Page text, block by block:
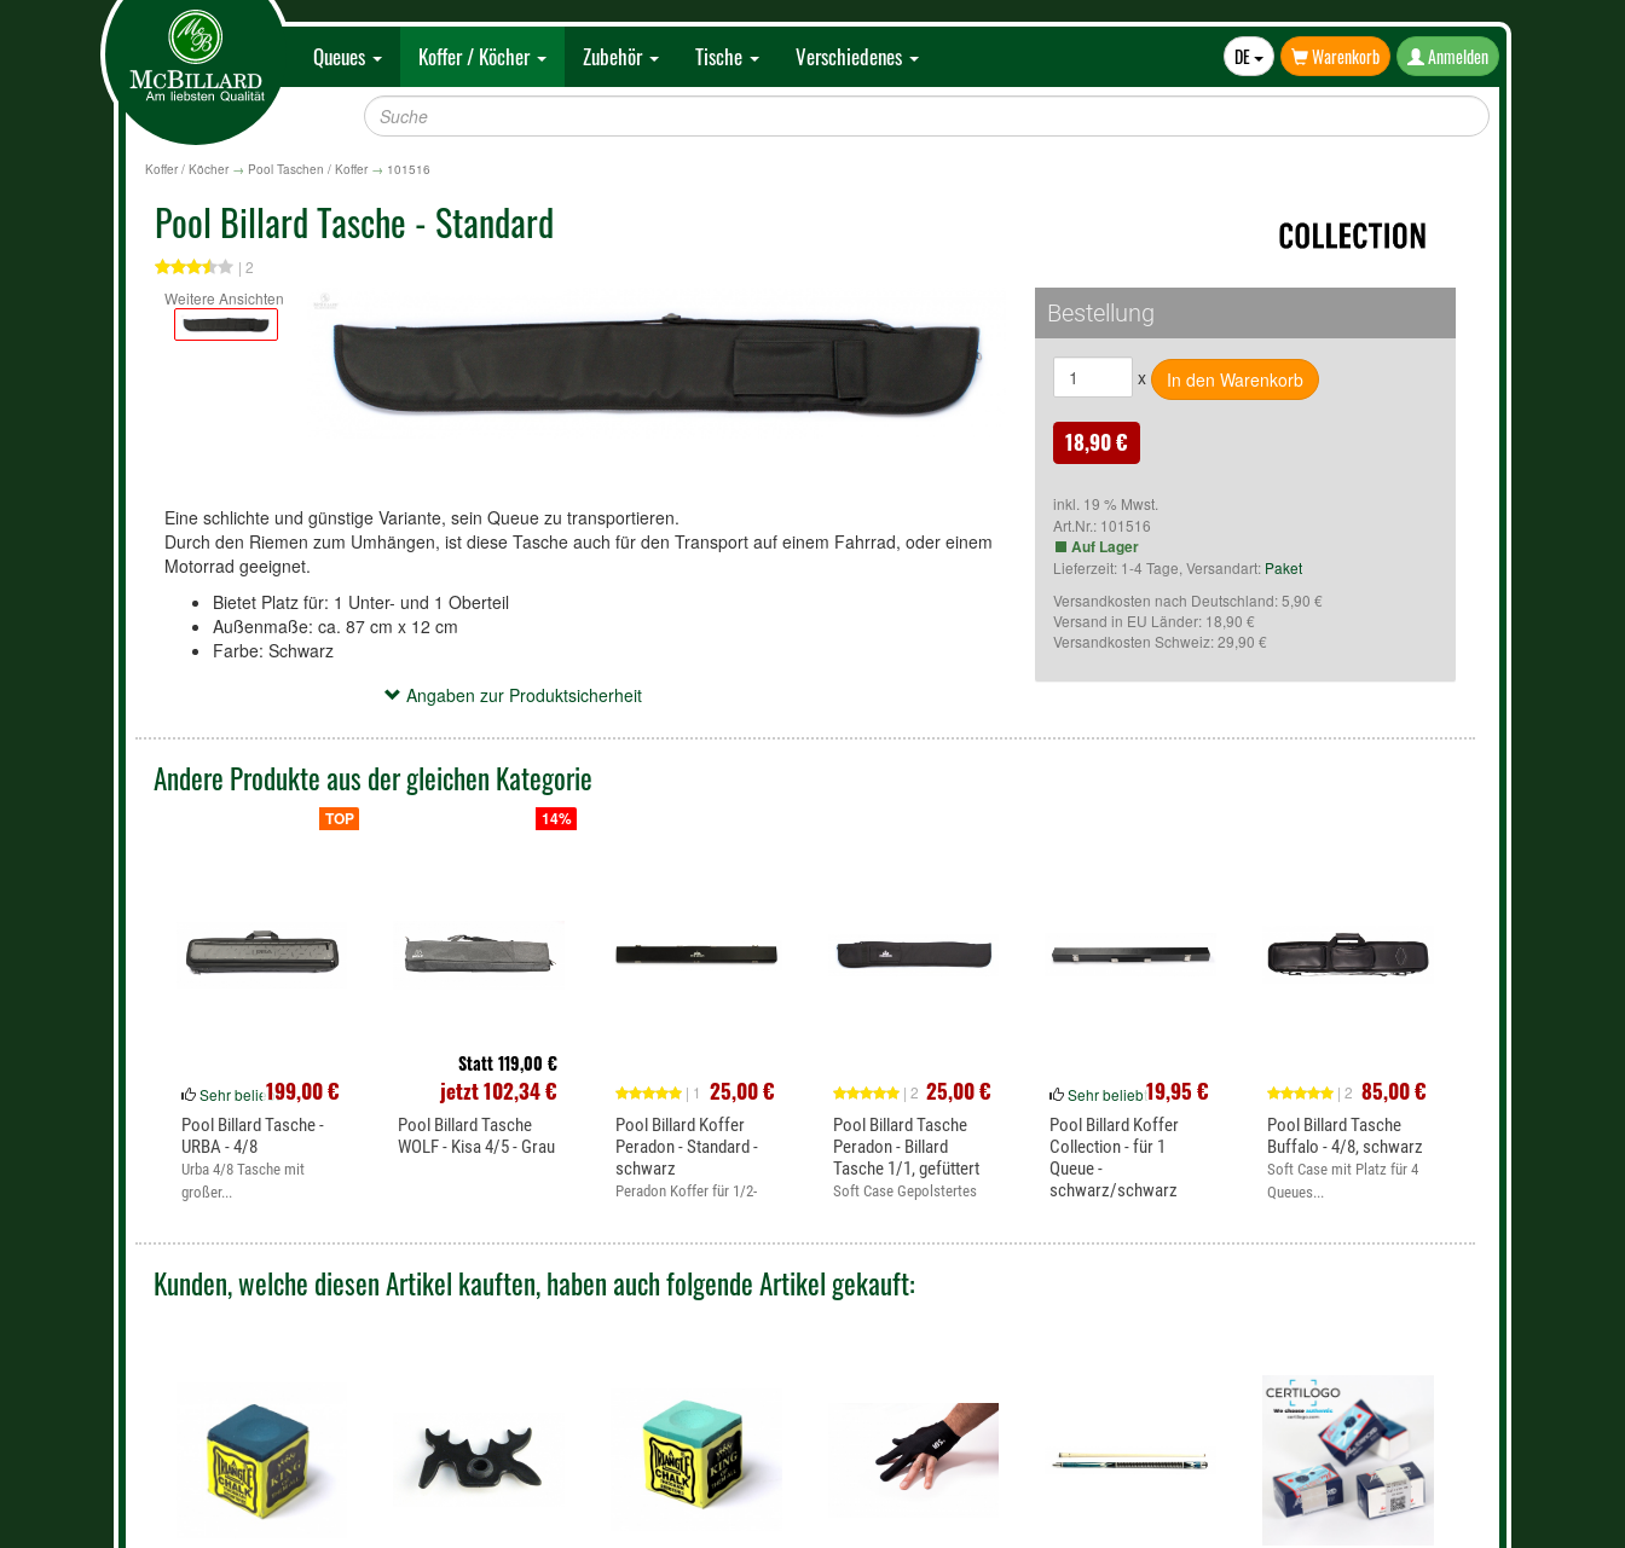
Queues Koffer / Köcher Zubehör Tische Verschiedenes DE
Toggle
Warenkorb Anmelden
Koffer / Köcher → Pool Taschen / Koffer → 101516
Pool Billard Tasche - Standard
| 2
Weitere Ansichten
Eine schlichte und günstige Variante, sein Queue zu transportieren.
Durch den Riemen zum Umhängen, ist diese Tasche auch für den Transport auf einem Fahrrad, oder einem
Motorrad geeignet.
Bietet Platz für: 1 Unter- und 1 Oberteil
Außenmaße: ca. 87 cm x 12 cm
Farbe: Schwarz
Angaben zur Produktsicherheit
Verantwortliche Person:
Inhaber: Kurt Schleske
Angaben zur Produktsicherheit
Bestellung
x
18,90 €
inkl. 19 % Mwst.
Art.Nr.: 101516
Auf Lager
Lieferzeit: 1-4 Tage, Versandart: Paket
Versandkosten nach Deutschland: 5,90 €
Versand in EU Länder: 18,90 €
Versandkosten Schweiz: 29,90 €
Andere Produkte aus der gleichen Kategorie
TOP
199,00 €
Sehr beliebt
Pool Billard Tasche -
URBA - 4/8
Urba 4/8 Tasche mit
großer...
14%
Statt 119,00 €
jetzt 102,34 €
Pool Billard Tasche
WOLF - Kisa 4/5 - Grau
25,00 €
| 1
Pool Billard Koffer
Peradon - Standard -
schwarz
Peradon Koffer für 1/2-
25,00 €
| 2
Pool Billard Tasche
Peradon - Billard
Tasche 1/1, gefüttert
Soft Case Gepolstertes
19,95 €
Sehr beliebt
Pool Billard Koffer
Collection - für 1
Queue -
schwarz/schwarz
85,00 €
| 2
Pool Billard Tasche
Buffalo - 4/8, schwarz
Soft Case mit Platz für 4
Queues...
Kunden, welche diesen Artikel kauften, haben auch folgende Artikel gekauft: